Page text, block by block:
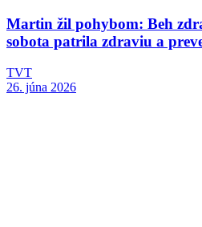
Martin žil pohybom: Beh
sobota patrila zdraviu a
TVT
26. júna 2026